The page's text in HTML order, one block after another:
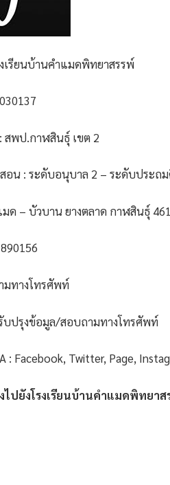
เรียนบ้านคำแมดพิทยาสรรพ์
สพป.กาฬสินธุ์ เขต 2
อน : ระดับอนุบาล 2 – ระดับประถ
ด – บัวบาน ยางตลาด กาฬสินธุ์
ทางโทรศัพท์
บปรุงข้อมูล/สอบถามทางโทรศัพท์
: Facebook, Twitter, Page,
ปยังโรงเรียนบ้านคำแมดพิทยาส